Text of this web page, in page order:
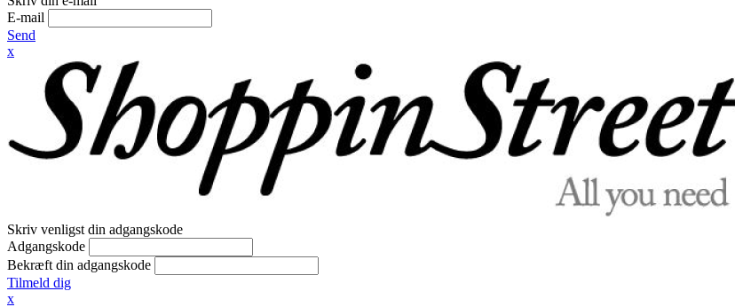
E-mail
Send
x
Skriv venligst din adgangskode
Adgangskode
Bekræft din adgangskode
Tilmeld dig
x